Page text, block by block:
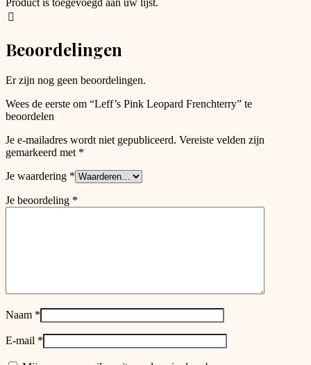
Beoordelingen
Er zijn nog geen beoordelingen.
Wees de eerste om “Leff’s Pink Leopard Frenchterry” te
beoordelen
Je e-mailadres wordt niet gepubliceerd. Vereiste velden zijn
gemarkeerd met *
Je waardering *
Je beoordeling *
Naam *
E-mail *